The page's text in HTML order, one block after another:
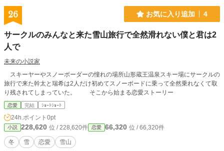
26 お気に入り追加 4
サークルのみんなと来た雪山旅行で全然滑れない僕と君は2
人で
未来の小説家
スキーヤーやスノーボーダーの憧れの場所山形蔵王温泉スキー場にサークルの
旅行で来た幹太と瑞希は2人だけ初めてスノーボードに乗って全然乗れなくて取
り残されてしまっていた。 そこから始まる恋愛ストーリー
恋愛 完結 ｼｮｰﾄｼｮｰﾄ
24h.ポイント 0pt
小説 228,620 位 / 228,620件 恋愛 66,320 位 / 66,320件
冬 雪 恋愛 雪山